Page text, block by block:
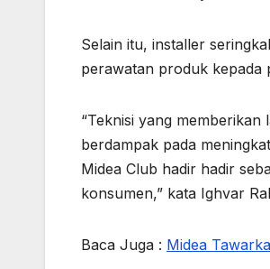
Selain itu, installer
perawatan produk kepada
“Teknisi yang
berdampak pada
Midea Club hadir hadir
konsumen,” kata Ighvar
Baca Juga : Midea